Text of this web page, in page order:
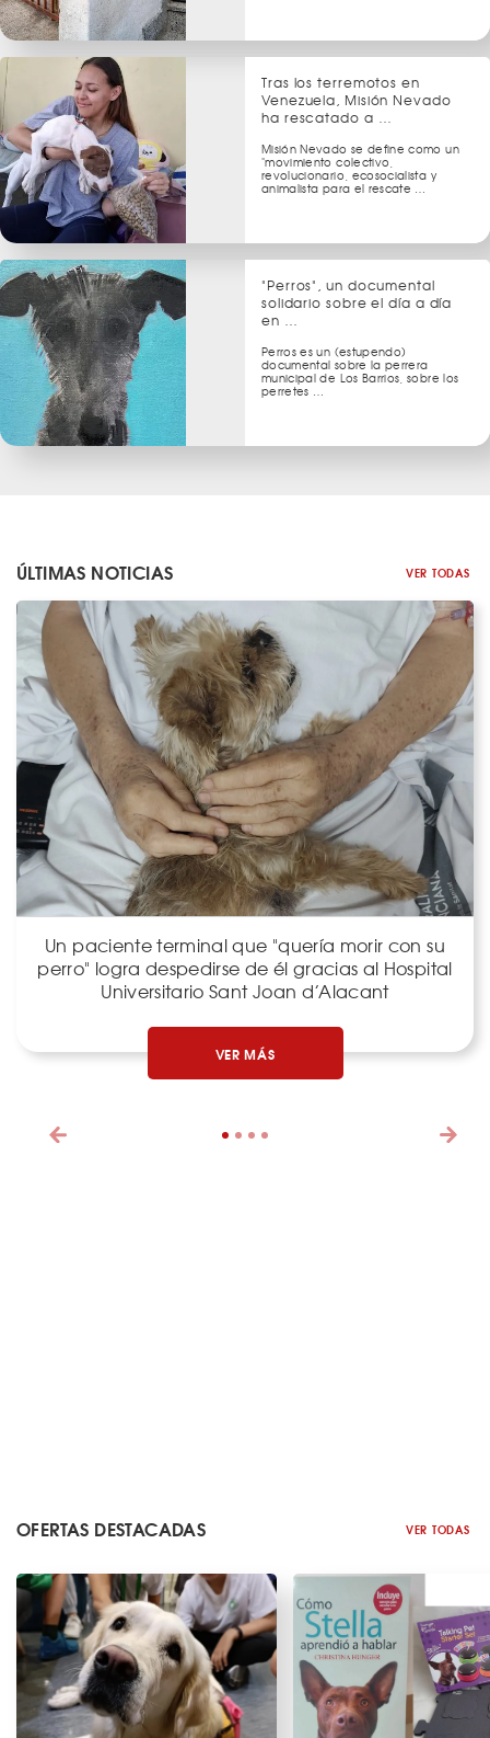
Tras los terremotos en
Venezuela, Misión Nevado
ha rescatado a …
Misión Nevado se define como un
"movimiento colectivo,
revolucionario, ecosocialista y
animalista para el rescate …
"Perros", un documental
solidario sobre el día a día
en …
Perros es un (estupendo)
documental sobre la perrera
municipal de Los Barrios, sobre los
perretes …
ÚLTIMAS NOTICIAS VER TODAS
Un paciente terminal que "quería morir con su
perro" logra despedirse de él gracias al Hospital
Universitario Sant Joan d’Alacant
VER MÁS
OFERTAS DESTACADAS VER TODAS